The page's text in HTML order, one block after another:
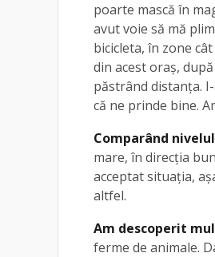
poarte mască în
avut voie să mă
bicicleta, în zone
din acest oraș,
păstrând distanța.
că ne prinde bine.
Comparând
mare, în direcția
acceptat situația,
altfel.
Am descoperit
ferme de animale.